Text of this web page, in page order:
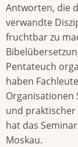
Antworten, die
verwandte
fruchtbar zu
Pentateuch
haben
Organisationen
und
hat das
Moskau.